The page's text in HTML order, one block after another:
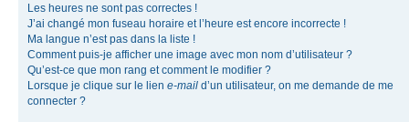
Les heures ne sont pas correctes !
J’ai changé mon fuseau horaire et l’heure est encore incorrecte !
Ma langue n’est pas dans la liste !
Comment puis-je afficher une image avec mon nom d’utilisateur ?
Qu’est-ce que mon rang et comment le modifier ?
Lorsque je clique sur le lien e-mail d’un utilisateur, on me demande de me
connecter ?